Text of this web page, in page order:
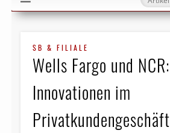
SB & FILIALE
Wells Fargo und NCR:
Innovationen im
Privatkundengeschäft